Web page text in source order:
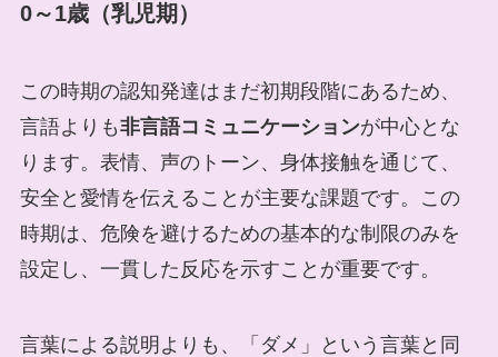
0～1歳（乳児期）
この時期の認知発達はまだ初期段階にあるため、
言語よりも非言語コミュニケーションが中心とな
ります。表情、声のトーン、身体接触を通じて、
安全と愛情を伝えることが主要な課題です。この
時期は、危険を避けるための基本的な制限のみを
設定し、一貫した反応を示すことが重要です。
言葉による説明よりも、「ダメ」という言葉と同